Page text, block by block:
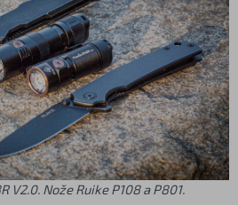
V2.0. Nože Ruike P108 a P801.